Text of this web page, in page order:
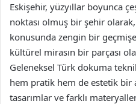
Eskişehir, yüzyıllar boyunca
noktası olmuş bir şehir
konusunda zengin bir
kültürel mirasın bir parçası
Geleneksel Türk dokuma
hem pratik hem de estetik bir
tasarımlar ve farklı